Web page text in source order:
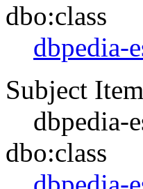
dbo:class
dbpedia-
Subject Item
dbpedia-
dbo:class